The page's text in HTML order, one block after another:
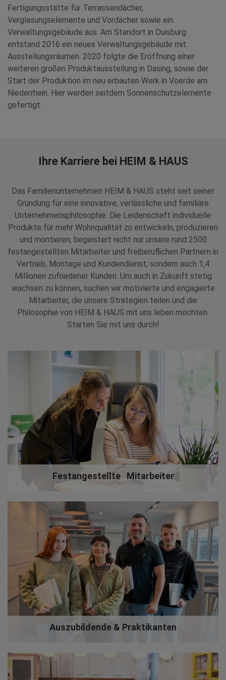
Fertigungsstätte für Terrassendächer,
Verglasungselemente und Vordächer sowie ein
Verwaltungsgebäude aus. Am Standort in Duisburg
entstand 2016 ein neues Verwaltungsgebäude mit
Ausstellungsräumen. 2020 folgte die Eröffnung einer
weiteren großen Produktausstellung in Dasing, sowie der
Start der Produktion im neu erbauten Werk in Voerde am
Niederrhein. Hier werden seitdem Sonnenschutzelemente
gefertigt.
Ihre Karriere bei HEIM & HAUS
Das Familienunternehmen HEIM & HAUS steht seit seiner
Gründung für eine innovative, verlässliche und familiäre
Unternehmensphilosophie. Die Leidenschaft individuelle
Produkte für mehr Wohnqualität zu entwickeln, produzieren
und montieren, begeistert nicht nur unsere rund 2500
festangestellten Mitarbeiter und freiberuflichen Partnern in
Vertrieb, Montage und Kundendienst, sondern auch 1,4
Millionen zufriedener Kunden. Um auch in Zukunft stetig
wachsen zu können, suchen wir motivierte und engagierte
Mitarbeiter, die unsere Strategien teilen und die
Philosophie von HEIM & HAUS mit uns leben möchten.
Starten Sie mit uns durch!
Festangestellte‎ ‎ ‎ ‎Mitarbeiter
Auszubildende & Praktikanten